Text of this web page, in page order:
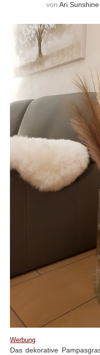
von Ari Sunshine
Werbung
Das dekorative